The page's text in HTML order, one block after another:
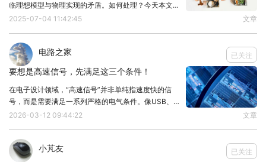
话，会知道Q=0.707比较好，此时幅度响应比较平
较好呢？下面来具体看下。
需要注意，这里的Q值很容易混淆，LC滤波器的Q值
是按照谐振回路Q值来的。我在写这个文章的时候，
曾经误以为谐振电路的Q值与电感Q值一样，都是无
功功率除以有功功率，然后发现怎么都不对，因为谐
振时，阻抗的虚部为0，那么Q值不是为0？
具体谐振回路的Q值定义可以参考这个文档：
临理想模型与物理实现的矛盾。如何处理？今天本文将
盘点十个理论冲突及相关解决方案，希望对小伙伴们有
面阻断信号回流路径，引发噪声。方案：信号
2025-07-04 11:42:45 文章
电路之家 已关注
要想是高速信号，先满足这三个条件！
在电子设计领域，“高速信号”并非单纯指速度快的信
号，而是需要满足一系列严格的电气条件。像USB、
HDMI、DDR这些常见接口，之所以被称为高速信号，
精准同步高速信号对传输线长度极为敏感，通常
2026-03-12 09:44:22 文章
小芃友 已关注